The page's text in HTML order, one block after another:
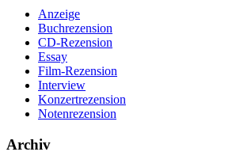
Anzeige
Buchrezension
CD-Rezension
Essay
Film-Rezension
Interview
Konzertrezension
Notenrezension
Archiv